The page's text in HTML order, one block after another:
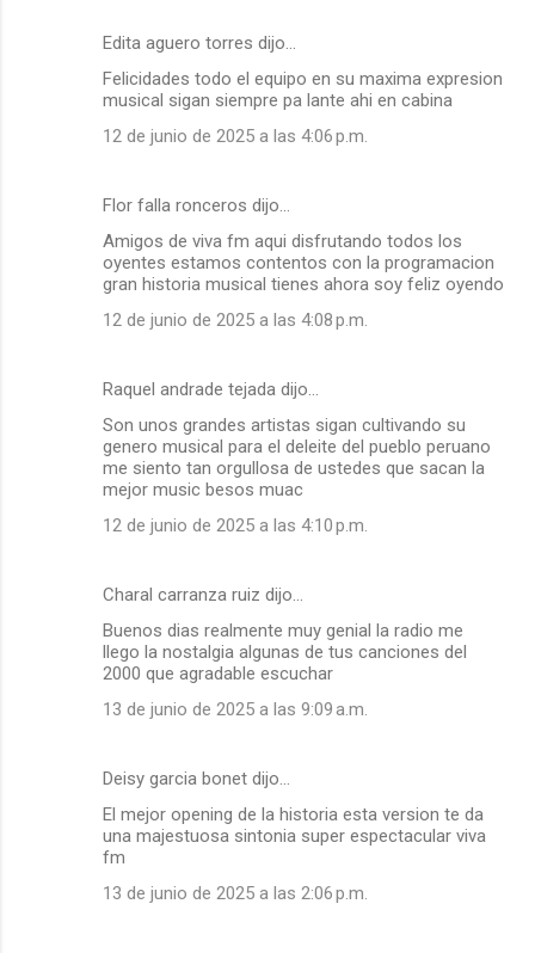
Edita aguero torres dijo…
Felicidades todo el equipo en su maxima expresion
musical sigan siempre pa lante ahi en cabina
12 de junio de 2025 a las 4:06 p.m.
Flor falla ronceros dijo…
Amigos de viva fm aqui disfrutando todos los
oyentes estamos contentos con la programacion
gran historia musical tienes ahora soy feliz oyendo
12 de junio de 2025 a las 4:08 p.m.
Raquel andrade tejada dijo…
Son unos grandes artistas sigan cultivando su
genero musical para el deleite del pueblo peruano
me siento tan orgullosa de ustedes que sacan la
mejor music besos muac
12 de junio de 2025 a las 4:10 p.m.
Charal carranza ruiz dijo…
Buenos dias realmente muy genial la radio me
llego la nostalgia algunas de tus canciones del
2000 que agradable escuchar
13 de junio de 2025 a las 9:09 a.m.
Deisy garcia bonet dijo…
El mejor opening de la historia esta version te da
una majestuosa sintonia super espectacular viva
fm
13 de junio de 2025 a las 2:06 p.m.